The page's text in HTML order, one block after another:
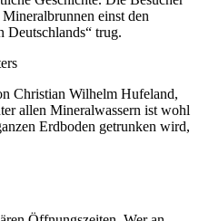
einst den
Deutschlands“ trug.
Christian Wilhelm Hufeland,
allen Mineralwassern ist wohl
Erdboden getrunken wird,